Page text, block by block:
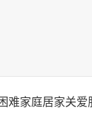
难家庭居家关